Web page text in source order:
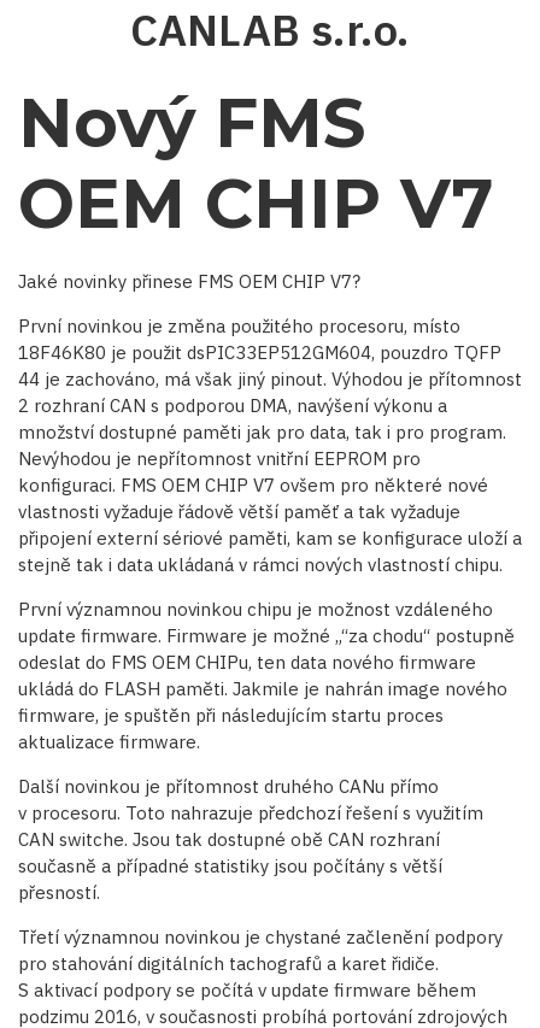
CANLAB s.r.o.
Nový FMS
OEM CHIP V7
Jaké novinky přinese FMS OEM CHIP V7?
První novinkou je změna použitého procesoru, místo
18F46K80 je použit dsPIC33EP512GM604, pouzdro TQFP
44 je zachováno, má však jiný pinout. Výhodou je přítomnost
2 rozhraní CAN s podporou DMA, navýšení výkonu a
množství dostupné paměti jak pro data, tak i pro program.
Nevýhodou je nepřítomnost vnitřní EEPROM pro
konfiguraci. FMS OEM CHIP V7 ovšem pro některé nové
vlastnosti vyžaduje řádově větší paměť a tak vyžaduje
připojení externí sériové paměti, kam se konfigurace uloží a
stejně tak i data ukládaná v rámci nových vlastností chipu.
První významnou novinkou chipu je možnost vzdáleného
update firmware. Firmware je možné „“za chodu“ postupně
odeslat do FMS OEM CHIPu, ten data nového firmware
ukládá do FLASH paměti. Jakmile je nahrán image nového
firmware, je spuštěn při následujícím startu proces
aktualizace firmware.
Další novinkou je přítomnost druhého CANu přímo
v procesoru. Toto nahrazuje předchozí řešení s využitím
CAN switche. Jsou tak dostupné obě CAN rozhraní
současně a případné statistiky jsou počítány s větší
přesností.
Třetí významnou novinkou je chystané začlenění podpory
pro stahování digitálních tachografů a karet řidiče.
S aktivací podpory se počítá v update firmware během
podzimu 2016, v současnosti probíhá portování zdrojových